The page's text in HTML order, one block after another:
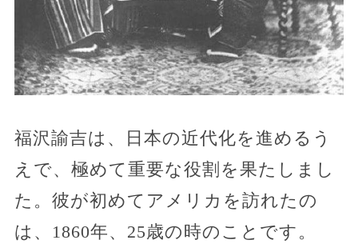
福沢諭吉は、日本の近代化を進めるう
えで、極めて重要な役割を果たしまし
た。彼が初めてアメリカを訪れたの
は、1860年、25歳の時のことです。